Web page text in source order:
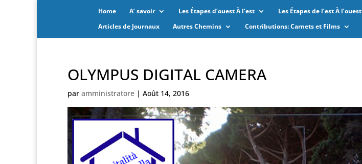
Home A’ savoir Les Étapes d’ouest À l’est Les Étapes de l’est À l’ouest
Articles de Journaux
Autres Chemins Contributions: Carnets et Films
OLYMPUS DIGITAL CAMERA
par amministratore | Août 14, 2016